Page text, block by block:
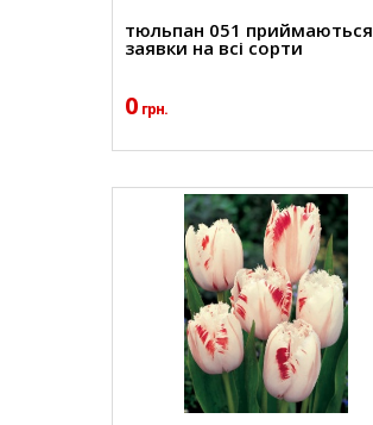
тюльпан 051 приймаються
заявки на всі сорти
0 грн.